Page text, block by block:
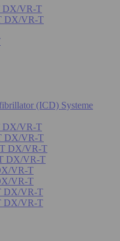
DX/VR-T
DX/VR-T
(ICD) Systeme
DX/VR-T
DX/VR-T
DX/VR-T
DX/VR-T
VR-T
VR-T
DX/VR-T
DX/VR-T